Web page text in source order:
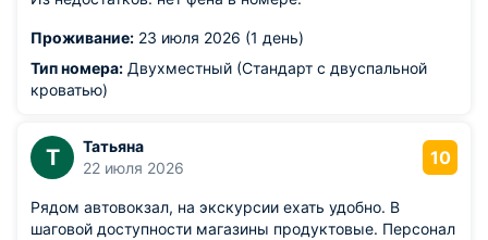
Проживание: 23 июля 2026 (1 день)
Тип номера: Двухместный (Стандарт с двуспальной
кроватью)
Т
Татьяна
22 июля 2026
10
Рядом автовокзал, на экскурсии ехать удобно. В
шаговой доступности магазины продуктовые. Персонал